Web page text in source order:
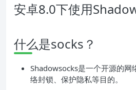
安卓8.0下使用
什么是socks？
Shadowsocks是一个开源的网
络封锁、保护隐私等目的。